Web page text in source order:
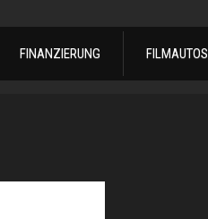
FINANZIERUNG FILMAUTOS